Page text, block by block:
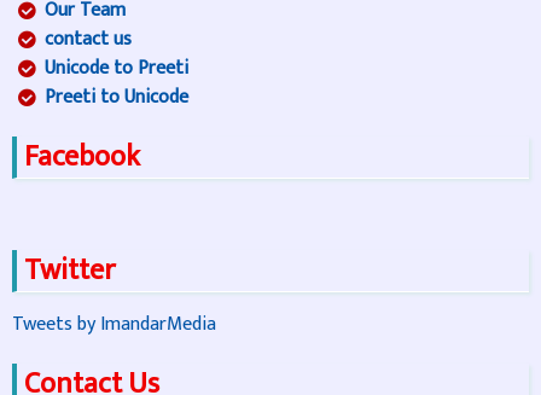
Our Team
contact us
Unicode to Preeti
Preeti to Unicode
Facebook
Twitter
Tweets by ImandarMedia
Contact Us